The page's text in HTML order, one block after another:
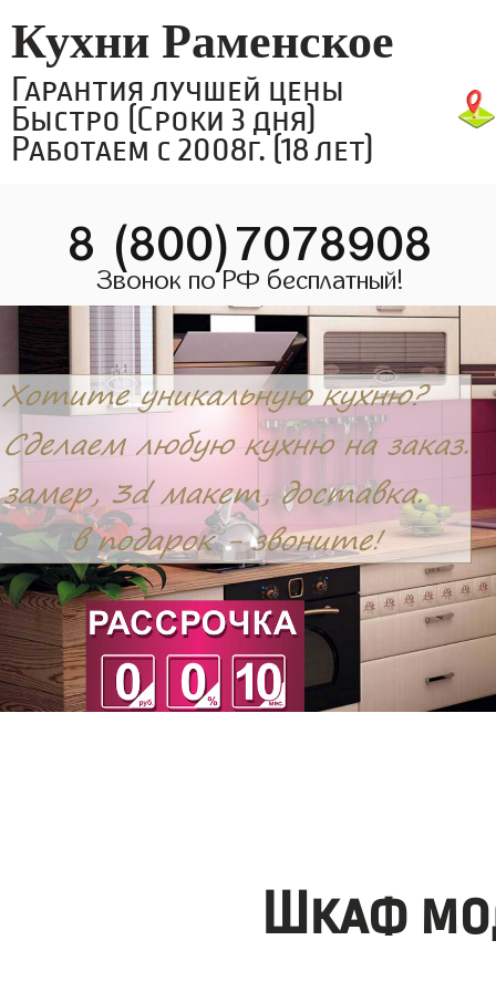
Кухни Раменское
Гарантия лучшей цены
Быстро (Сроки 3 дня)
Работаем с 2008г. (18 лет)
8 (800)7078908
Звонок по РФ бесплатный!
Шкаф